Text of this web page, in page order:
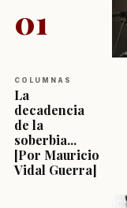
01
COLUMNAS
La
decadencia
de la
soberbia...
[Por Mauricio
Vidal Guerra]